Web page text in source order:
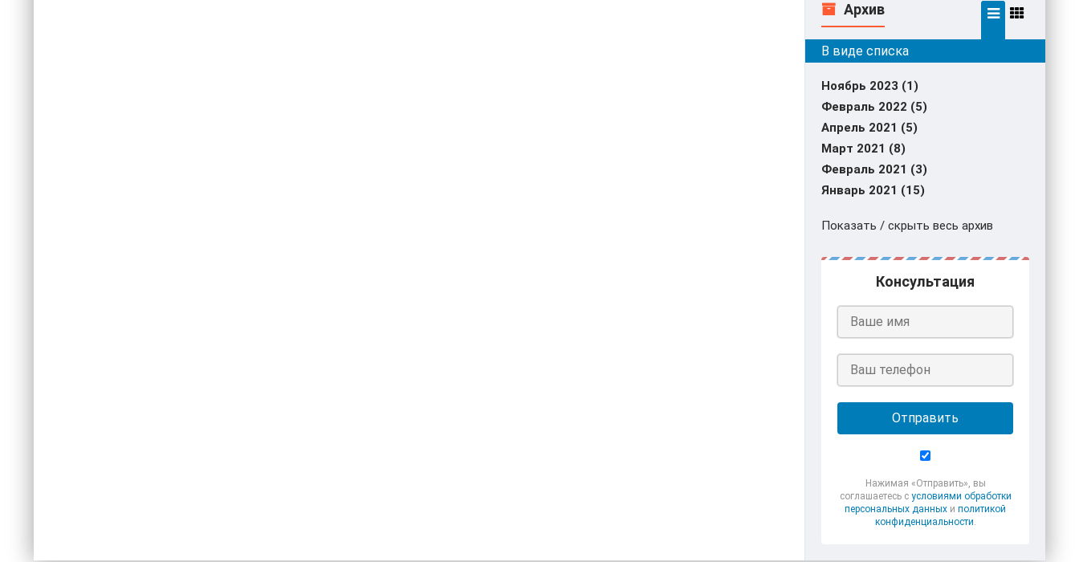
Архив
Ноябрь 2023 (1)
Февраль 2022 (5)
Апрель 2021 (5)
Март 2021 (8)
Февраль 2021 (3)
Январь 2021 (15)
Показать / скрыть весь архив
Консультация
Отправить
Нажимая «Отправить», вы
соглашаетесь с условиями обработки
персональных данных и политикой
конфиденциальности.